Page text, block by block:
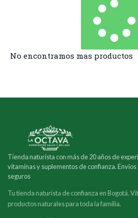
No encontramos mas productos
Tienda naturista con más de 20 años de
vitaminas y suplementos de confianza.
seguros
Tu tienda naturista de confianza en Bogotá.
productos naturales para toda la familia.